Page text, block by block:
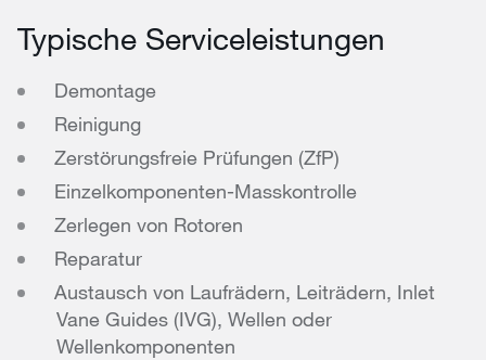
Typische Serviceleistungen
Demontage
Reinigung
Zerstörungsfreie Prüfungen (ZfP)
Einzelkomponenten-Masskontrolle
Zerlegen von Rotoren
Reparatur
Austausch von Laufrädern, Leiträdern, Inlet
Vane Guides (IVG), Wellen oder
Wellenkomponenten